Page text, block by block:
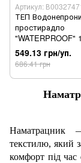
Артикул:
ТЕП
простирадло
"WATERPROOF"
(бамбук),,
549.13 грн/уп.
686.41 грн
Наматрацник
текстилю, який
комфорт під час